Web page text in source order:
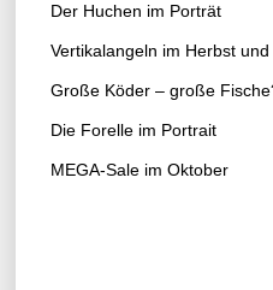
Der Huchen im Porträt
Vertikalangeln im Herbst
Große Köder – große
Die Forelle im Portrait
MEGA-Sale im Oktober